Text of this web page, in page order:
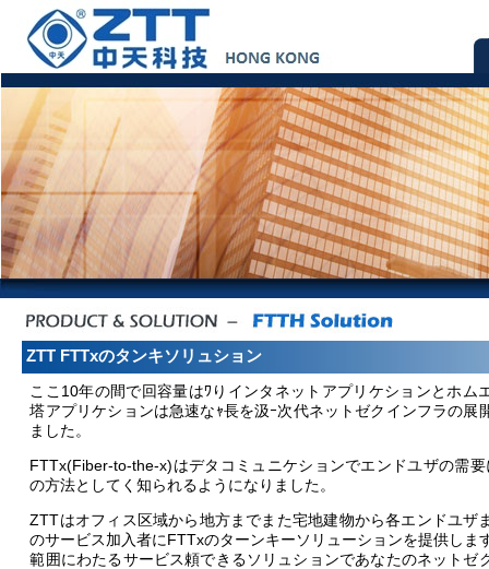
ZTT FTTxのタンキソリュション
ここ10年の間で回容量はﾜりインタネットアプリケションとホム
塔アプリケションは急速なｬ長を汲ｰ次代ネットゼクインフラの展
ました。
FTTx(Fiber-to-the-x)はデタコミュニケションでエンドユザの需
の方法としてく知られるようになりました。
ZTTはオフィス区域から地方までまた宅地建物から各エンドユザ
のサービス加入者にFTTxのターンキーソリューションを提供しま
範囲にわたるサービス頼できるソリュションであなたのネットゼ